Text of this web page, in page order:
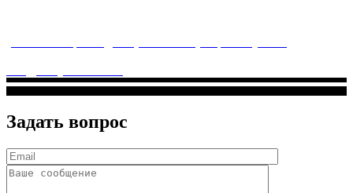
Задать вопрос